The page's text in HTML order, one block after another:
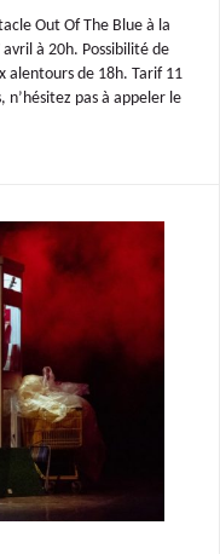
Out Of The Blue à la
à 20h. Possibilité de
alentours de 18h. Tarif 11
n’hésitez pas à appeler le